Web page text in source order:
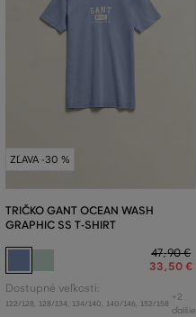
ZĽAVA -30 %
TRIČKO GANT OCEAN WASH
GRAPHIC SS T-SHIRT
47,90 €
33,50 €
Dostupné veľkosti:
122/128 128/134 134/140 140/146 152/158
+2
ďalšie